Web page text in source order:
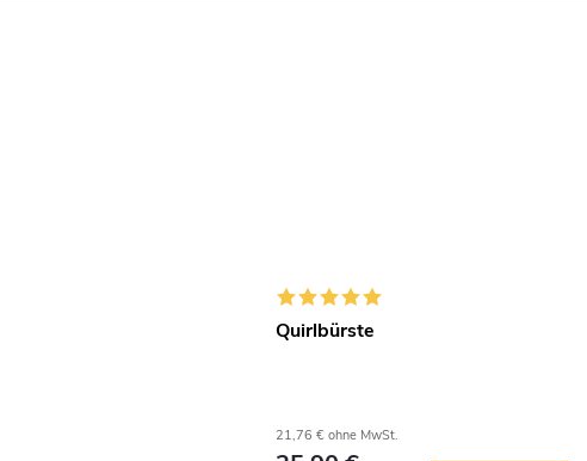
Quirlbürste
21,76 € ohne MwSt.